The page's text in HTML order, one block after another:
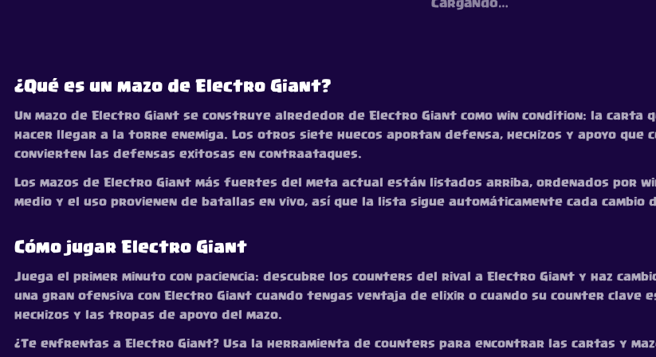
Cargando…
¿Qué es un mazo de Electro Giant?
Un mazo de Electro Giant se construye alrededor de Electro Giant como win condition: la carta
hacer llegar a la torre enemiga. Los otros siete huecos aportan defensa, hechizos y apoyo que
convierten las defensas exitosas en contraataques.
Los mazos de Electro Giant más fuertes del meta actual están listados arriba, ordenados por
medio y el uso provienen de batallas en vivo, así que la lista sigue automáticamente cada cambio
Cómo jugar Electro Giant
Juega el primer minuto con paciencia: descubre los counters del rival a Electro Giant y haz
una gran ofensiva con Electro Giant cuando tengas ventaja de elixir o cuando su counter clave
hechizos y las tropas de apoyo del mazo.
¿Te enfrentas a Electro Giant? Usa la herramienta de counters para encontrar las cartas y